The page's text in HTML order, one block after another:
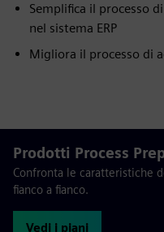
Semplifica il processo
nel sistema ERP
Migliora il processo di
Prodotti Process
Confronta le caratteristiche
fianco a fianco.
Vedi i piani